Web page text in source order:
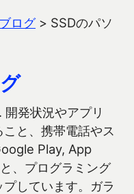
ログ> SSDのパソ
発状況やアプリ
こと、携帯電話やス
Play, App
、プログラミング
しています。ガラ